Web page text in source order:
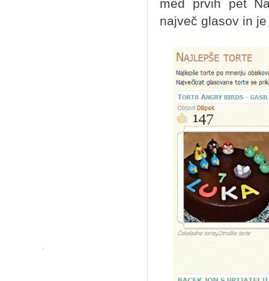
med prvih pet
največ glasov in